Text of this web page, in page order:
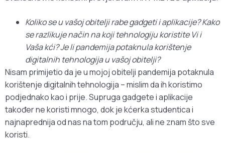
Koliko se u vašoj obitelji rabe gadgeti i aplikacije? Kako
se razlikuje način na koji tehnologiju koristite Vi i
Vaša kći? Je li pandemija potaknula korištenje
digitalnih tehnologija u vašoj obitelji?
Nisam primijetio da je u mojoj obitelji pandemija potaknula
korištenje digitalnih tehnologija – mislim da ih koristimo
podjednako kao i prije. Supruga gadgete i aplikacije
također ne koristi mnogo, dok je kćerka studentica i
najnaprednija od nas na tom području, ali ne znam što sve
koristi.